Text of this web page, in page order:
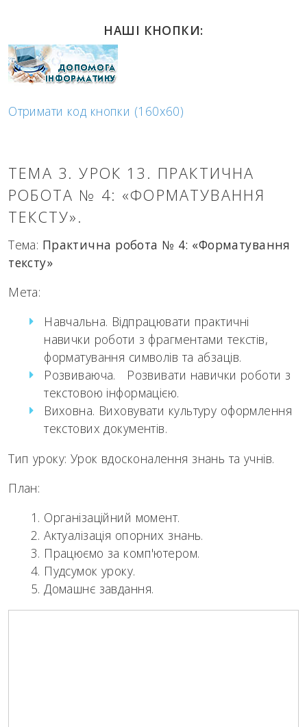
НАШІ КНОПКИ:
Отримати код кнопки (160x60)
ТЕМА 3. УРОК 13. ПРАКТИЧНА
РОБОТА № 4: «ФОРМАТУВАННЯ
ТЕКСТУ».
Тема: Практична робота № 4: «Форматування
тексту»
Мета:
Навчальна. Відпрацювати практичні
навички роботи з фрагментами текстів,
форматування символів та абзаців.
Розвиваюча. Розвивати навички роботи з
текстовою інформацією.
Виховна. Виховувати культуру оформлення
текстових документів.
Тип уроку: Урок вдосконалення знань та учнів.
План:
Організаційний момент.
Актуалізація опорних знань.
Працюємо за комп'ютером.
Пудсумок уроку.
Домашнє завдання.